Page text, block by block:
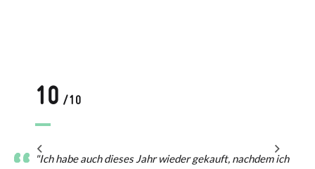
10 /10
"Ich habe auch dieses Jahr wieder gekauft, nachdem ich